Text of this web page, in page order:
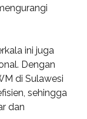
ini juga
Dengan
di Sulawesi
sehingga
dan